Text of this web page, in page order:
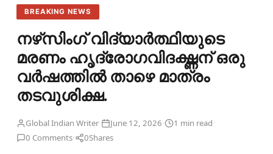
BREAKING NEWS
നഴ്‌സിംഗ് വിദ്യാർത്ഥിയുടെ
മരണം ഹൃദ്രോഗവിദഗ്ദ്ധന് ഒരു
വർഷത്തിൽ താഴെ മാത്രം
തടവുശിക്ഷ.
Global Indian Writer· June 12, 2026· 1 min read·
0 Comments· 0Shares